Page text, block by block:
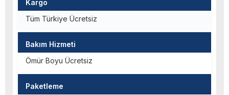
Kargo
Tüm Türkiye Ücretsiz
Bakım Hizmeti
Ömür Boyu Ücretsiz
Paketleme